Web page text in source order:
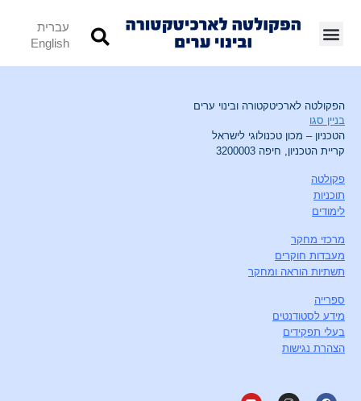
עברית
English
הפקולטה לארכיטקטורה ובינוי ערים
בניין סגו
הטכניון – מכון טכנולוגי לישראל
קריית הטכניון, חיפה 3200003
פקולטה
תוכניות
לימודים
מרכזי מחקר
מעבדות חוקרים
תשתיות הוראה ומחקר
ספרייה
מידע לסטודנטים
בעלי תפקידים
הצהרת נגישות